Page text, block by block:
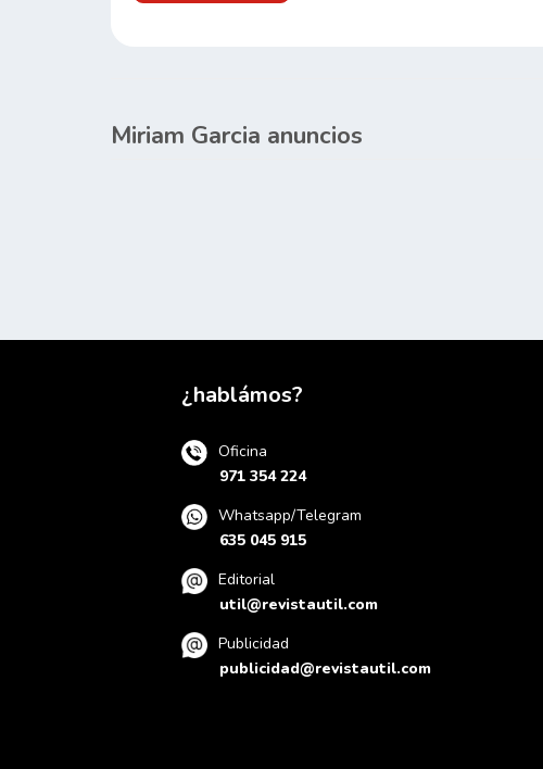
Miriam Garcia anuncios
¿hablámos?
Oficina
971 354 224
Whatsapp/Telegram
635 045 915
Editorial
util@revistautil.com
Publicidad
publicidad@revistautil.com